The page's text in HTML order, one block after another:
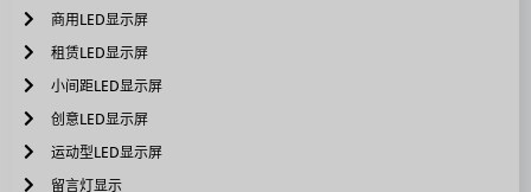
商用LED显示屏
租赁LED显示屏
小间距LED显示屏
创意LED显示屏
运动型LED显示屏
留言灯显示